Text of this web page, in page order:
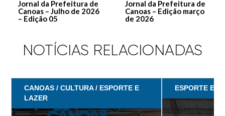
Jornal da Prefeitura de
Canoas – Julho de 2026
– Edição 05
Jornal da Prefeitura de
Canoas – Edição março
de 2026
NOTÍCIAS RELACIONADAS
CANOAS / CULTURA / ESPORTE E
LAZER
ESPORTE E